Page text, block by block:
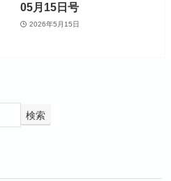
05月15日号
2026年5月15日
検索